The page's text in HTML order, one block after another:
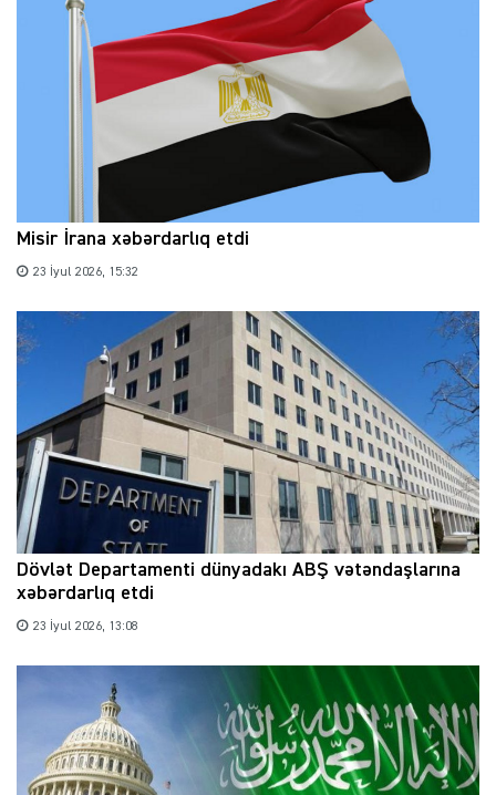
Misir İrana xəbərdarlıq etdi
23 İyul 2026, 15:32
Dövlət Departamenti dünyadakı ABŞ vətəndaşlarına
xəbərdarlıq etdi
23 İyul 2026, 13:08